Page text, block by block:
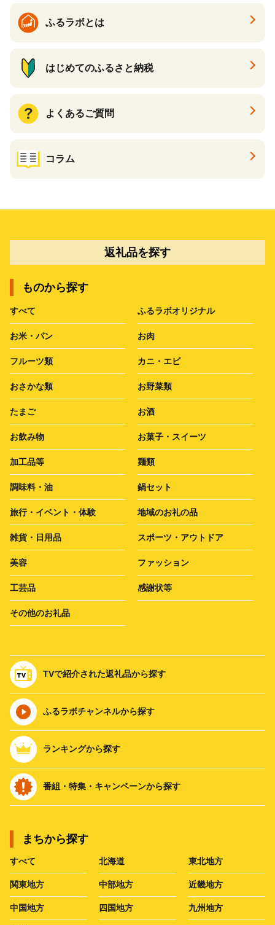
ふるラボとは
はじめてのふるさと納税
よくあるご質問
コラム
返礼品を探す
ものから探す
すべて ふるラボオリジナル
お米・パン お肉
フルーツ類 カニ・エビ
おさかな類 お野菜類
たまご お酒
お飲み物 お菓子・スイーツ
加工品等 麺類
調味料・油 鍋セット
旅行・イベント・体験 地域のお礼の品
雑貨・日用品 スポーツ・アウトドア
美容 ファッション
工芸品 感謝状等
その他のお礼品
TVで紹介された返礼品から探す
ふるラボチャンネルから探す
ランキングから探す
番組・特集・キャンペーンから探す
まちから探す
すべて 北海道 東北地方
関東地方 中部地方 近畿地方
中国地方 四国地方 九州地方